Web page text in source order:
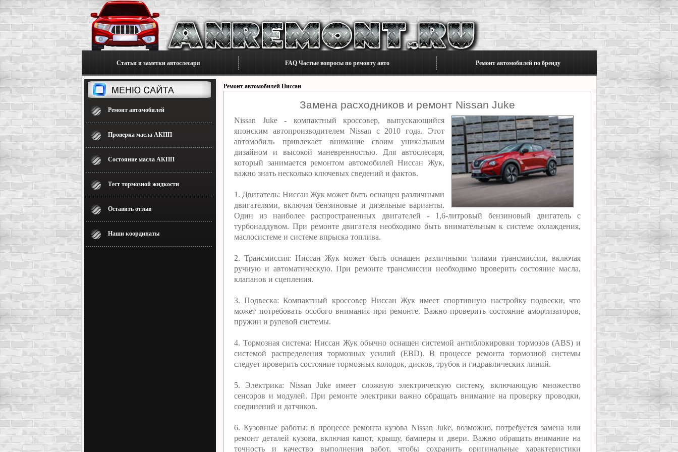
Статьи и заметки автослесаря FAQ Частые вопросы по ремонту авто Ремонт автомобилей по бренду
Ремонт автомобилей
Проверка масла АКПП
Состояние масла АКПП
Тест тормозной жидкости
Оставить отзыв
Наши координаты
Ремонт автомобилей Ниссан
Замена расходников и ремонт Nissan Juke
Nissan Juke - компактный кроссовер, выпускающийся
японским автопроизводителем Nissan с 2010 года. Этот
автомобиль привлекает внимание своим уникальным
дизайном и высокой маневренностью. Для автослесаря,
который занимается ремонтом автомобилей Ниссан Жук,
важно знать несколько ключевых сведений и фактов.
1. Двигатель: Ниссан Жук может быть оснащен различными
двигателями, включая бензиновые и дизельные варианты.
Один из наиболее распространенных двигателей - 1,6-литровый бензиновый двигатель с
турбонаддувом. При ремонте двигателя необходимо быть внимательным к системе охлаждения,
маслосистеме и системе впрыска топлива.
2. Трансмиссия: Ниссан Жук может быть оснащен различными типами трансмиссии, включая
ручную и автоматическую. При ремонте трансмиссии необходимо проверить состояние масла,
клапанов и сцепления.
3. Подвеска: Компактный кроссовер Ниссан Жук имеет спортивную настройку подвески, что
может потребовать особого внимания при ремонте. Важно проверить состояние амортизаторов,
пружин и рулевой системы.
4. Тормозная система: Ниссан Жук обычно оснащен системой антиблокировки тормозов (ABS) и
системой распределения тормозных усилий (EBD). В процессе ремонта тормозной системы
следует проверить состояние тормозных колодок, дисков, трубок и гидравлических линий.
5. Электрика: Nissan Juke имеет сложную электрическую систему, включающую множество
сенсоров и модулей. При ремонте электрики важно обращать внимание на проверку проводки,
соединений и датчиков.
6. Кузовные работы: в процессе ремонта кузова Nissan Juke, возможно, потребуется замена или
ремонт деталей кузова, включая капот, крышу, бамперы и двери. Важно обращать внимание на
точность и качество выполнения работ, чтобы сохранить оригинальные характеристики